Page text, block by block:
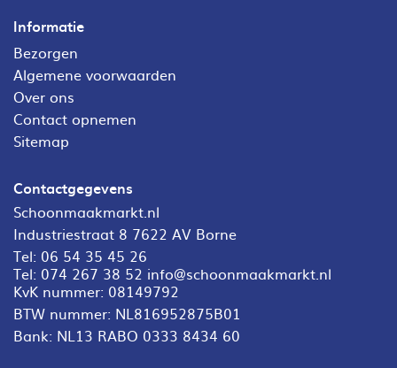
Informatie
Bezorgen
Algemene voorwaarden
Over ons
Contact opnemen
Sitemap
Contactgegevens
Schoonmaakmarkt.nl
Industriestraat 8 7622 AV Borne
Tel: 06 54 35 45 26
Tel: 074 267 38 52 info@schoonmaakmarkt.nl
KvK nummer: 08149792
BTW nummer: NL816952875B01
Bank: NL13 RABO 0333 8434 60